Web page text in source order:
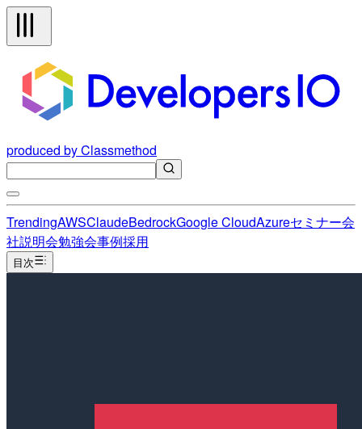
produced by Classmethod
TrendingAWSClaudeBedrockGoogle CloudAzureセミナー会
社説明会勉強会事例採用
目次